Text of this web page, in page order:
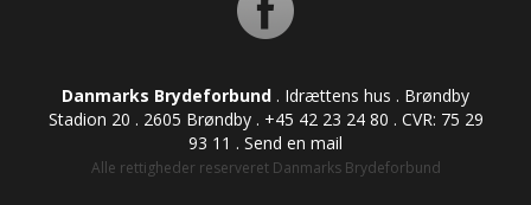
Danmarks Brydeforbund . Idrættens hus . Brøndby
Stadion 20 . 2605 Brøndby . +45 42 23 24 80 . CVR: ​​​​​​75 29
93 11 . Send en mail
Alle rettigheder reserveret Danmarks Brydeforbund